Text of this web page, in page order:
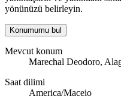
yönünüzü belirleyin.
Konumumu bul
Mevcut konum
Marechal Deodoro,
Saat dilimi
America/Maceio